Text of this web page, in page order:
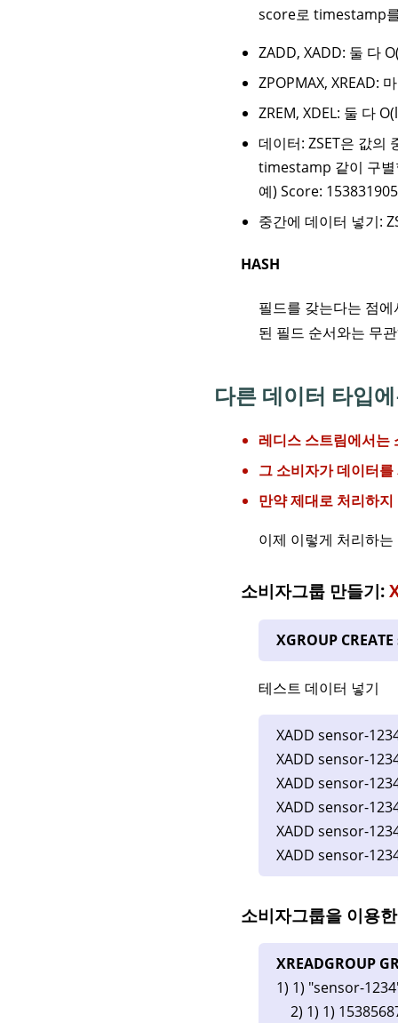
score로 timestamp
ZADD, XADD: 둘 다
ZPOPMAX, XREAD:
ZREM, XDEL: 둘 다
데이터: ZSET은 값의
timestamp 같이 구별
예) Score:
중간에 데이터 넣기:
HASH
필드를 갖는다는 점
된 필드 순서와는 무
다른 데이터 타입
레디스 스트림에서
그 소비자가 데이터
만약 제대로 처리하
이제 이렇게 처리하
소비자그룹 만들기:
XGROUP
테스트 데이터 넣기
XADD sensor-
XADD sensor-
XADD sensor-
XADD sensor-
XADD sensor-
XADD sensor-
소비자그룹을 이용
XREADGROUP
1) 1) "sensor-
2) 1) 1)